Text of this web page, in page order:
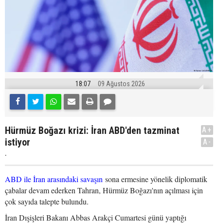
18:07 09 Ağustos 2026
Hürmüz Boğazı krizi: İran ABD'den tazminat
istiyor
.
A+
A-
ABD ile İran arasındaki savaşın sona ermesine yönelik diplomatik
çabalar devam ederken Tahran, Hürmüz Boğazı'nın açılması için
çok sayıda talepte bulundu.
İran Dışişleri Bakanı Abbas Arakçi Cumartesi günü yaptığı